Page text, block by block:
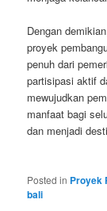
Dengan
proyek
penuh dari
partisipasi aktif
mewujudkan
manfaat bagi
dan menjadi
Posted in Proyek
bali